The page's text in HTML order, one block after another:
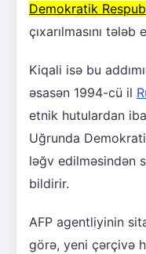
Demokratik
çıxarılmasını tələb
Kiqali isə bu
əsasən 1994-cü il
etnik hutulardan
Uğrunda
ləğv edilməsindən
bildirir.
AFP agentliyinin
görə, yeni çərçivə